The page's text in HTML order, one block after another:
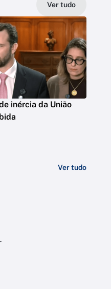
Ver tudo
inércia da União
Ver tudo